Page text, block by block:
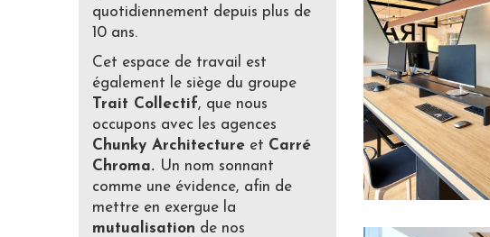
quotidiennement depuis plus de
10 ans.
Cet espace de travail est
également le siège du groupe
Trait Collectif, que nous
occupons avec les agences
Chunky Architecture et Carré
Chroma. Un nom sonnant
comme une évidence, afin de
mettre en exergue la
mutualisation de nos